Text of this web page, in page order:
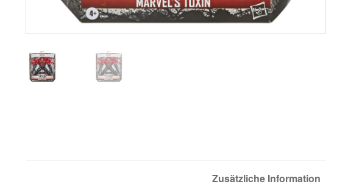
Zusätzliche Information